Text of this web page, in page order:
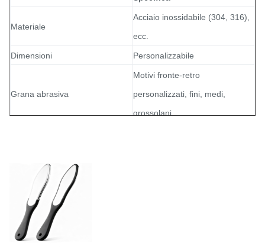
Materiale
Acciaio inossidabile (304, 316),
ecc.
Dimensioni Personalizzabile
Grana abrasiva
Motivi fronte-retro
personalizzati, fini, medi,
grossolani
Qualità dei bordi
Processo